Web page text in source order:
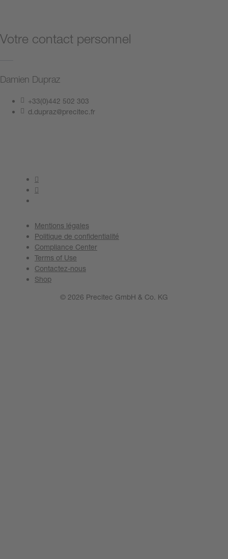
Votre contact personnel
Damien Dupraz
+33(0)442 502 303
d.dupraz@precitec.fr
Mentions légales
Politique de confidentialité
Compliance Center
Terms of Use
Contactez-nous
Shop
© 2026 Precitec GmbH & Co. KG